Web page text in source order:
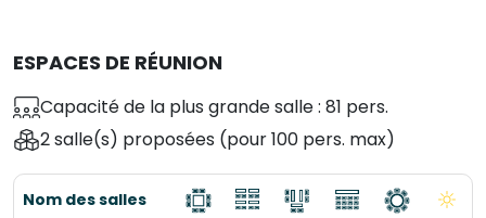
ESPACES DE RÉUNION
Capacité de la plus grande salle : 81 pers.
2 salle(s) proposées (pour 100 pers. max)
Nom des salles